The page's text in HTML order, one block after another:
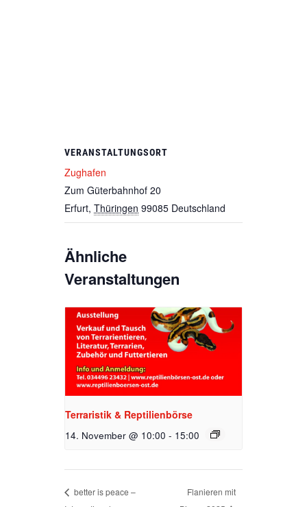
VERANSTALTUNGSORT
Zughafen
Zum Güterbahnhof 20
Erfurt, Thüringen 99085 Deutschland
Ähnliche
Veranstaltungen
Terraristik & Reptilienbörse
14. November @ 10:00 - 15:00
better is peace –
Flanieren mit